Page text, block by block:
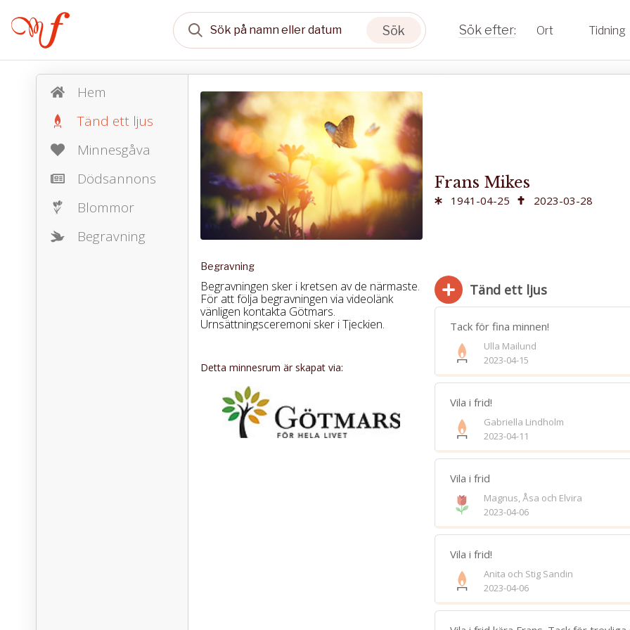
Sök Ort Tidning
Hem
Tänd ett ljus
Minnesgåva
Dödsannons
Blommor
Begravning
Begravning
Begravningen sker i kretsen av de närmaste.
För att följa begravningen via videolänk
vänligen kontakta Götmars.
Urnsättningsceremoni sker i Tjeckien.
Detta minnesrum är skapat via:
Frans Mikes
1941-04-25 2023-03-28
Tänd ett ljus
Bifoga
Jag har läst och accepterar villkoren
Spara
Tack för fina minnen!
Ulla Mailund
2023-04-15
Vila i frid!
Gabriella Lindholm
2023-04-11
Vila i frid
Magnus, Åsa och Elvira
2023-04-06
Vila i frid!
Anita och Stig Sandin
2023-04-06